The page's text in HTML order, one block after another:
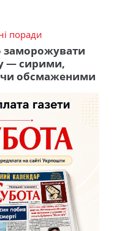
поради
заморожувати
— сирими,
обсмаженими